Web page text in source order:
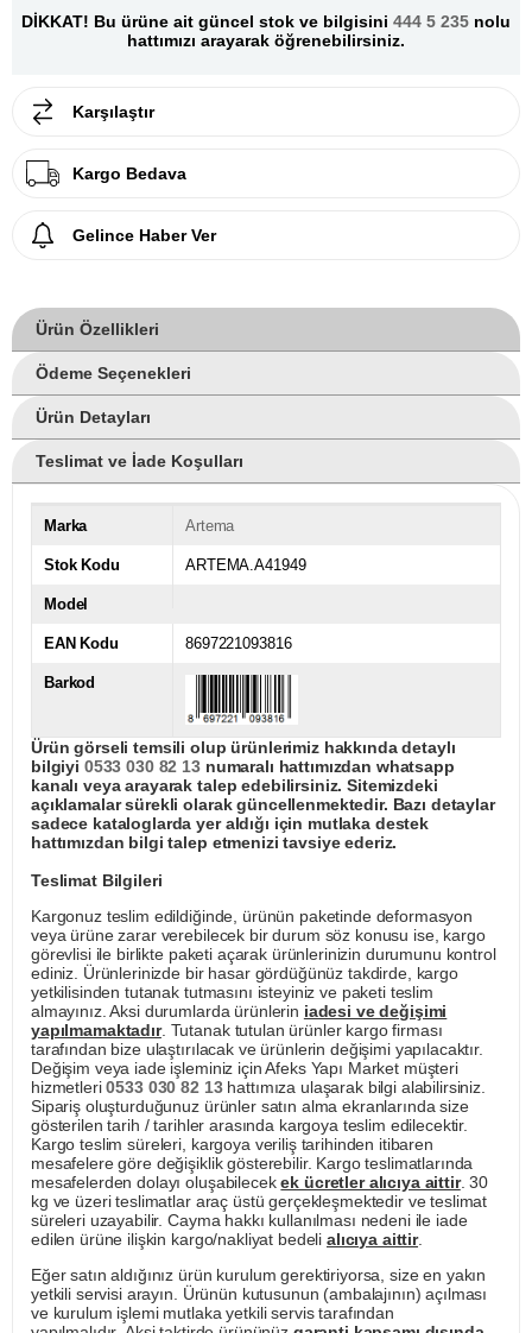
DİKKAT! Bu ürüne ait güncel stok ve bilgisini 444 5 235 nolu
hattımızı arayarak öğrenebilirsiniz.
Karşılaştır
Kargo Bedava
Gelince Haber Ver
Ürün Özellikleri
Ödeme Seçenekleri
Ürün Detayları
Teslimat ve İade Koşulları
Marka Artema
Stok Kodu ARTEMA.A41949
Model
EAN Kodu 8697221093816
Barkod
Ürün görseli temsili olup ürünlerimiz hakkında detaylı
bilgiyi 0533 030 82 13numaralı hattımızdan whatsapp
kanalı veya arayarak talep edebilirsiniz. Sitemizdeki
açıklamalar sürekli olarak güncellenmektedir. Bazı detaylar
sadece kataloglarda yer aldığı için mutlaka destek
hattımızdan bilgi talep etmenizi tavsiye ederiz.
Teslimat Bilgileri
Kargonuz teslim edildiğinde, ürünün paketinde deformasyon
veya ürüne zarar verebilecek bir durum söz konusu ise, kargo
görevlisi ile birlikte paketi açarak ürünlerinizin durumunu kontrol
ediniz. Ürünlerinizde bir hasar gördüğünüz takdirde, kargo
yetkilisinden tutanak tutmasını isteyiniz ve paketi teslim
almayınız. Aksi durumlarda ürünlerin iadesi ve değişimi
yapılmamaktadır. Tutanak tutulan ürünler kargo firması
tarafından bize ulaştırılacak ve ürünlerin değişimi yapılacaktır.
Değişim veya iade işleminiz için Afeks Yapı Market müşteri
hizmetleri0533 030 82 13hattımıza ulaşarak bilgi alabilirsiniz.
Sipariş oluşturduğunuz ürünler satın alma ekranlarında size
gösterilen tarih / tarihler arasında kargoya teslim edilecektir.
Kargo teslim süreleri, kargoya veriliş tarihinden itibaren
mesafelere göre değişiklik gösterebilir. Kargo teslimatlarında
mesafelerden dolayı oluşabilecekek ücretler alıcıya aittir. 30
kg ve üzeri teslimatlar araç üstü gerçekleşmektedir ve teslimat
süreleri uzayabilir. Cayma hakkı kullanılması nedeni ile iade
edilen ürüne ilişkin kargo/nakliyat bedeli alıcıya aittir.
Eğer satın aldığınız ürün kurulum gerektiriyorsa, size en yakın
yetkili servisi arayın. Ürünün kutusunun (ambalajının) açılması
ve kurulum işlemi mutlaka yetkili servis tarafından